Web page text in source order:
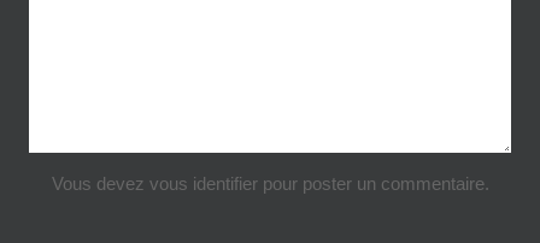
Vous devez vous identifier pour poster un commentaire.